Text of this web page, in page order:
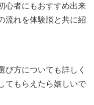
心者にもおすすめ出来
流れを体験談と共に紹
び方についても詳しく
てもらえたら嬉しいで